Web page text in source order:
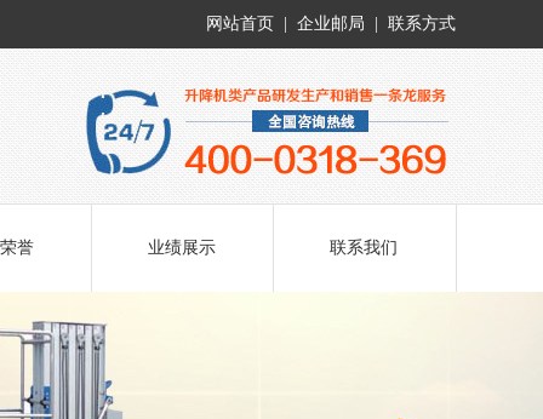
网站首页 企业邮局 联系方式
誉 业绩展示 联系我们